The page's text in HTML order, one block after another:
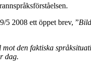
5 2008 ett öppet brev, ”
den faktiska
dag.